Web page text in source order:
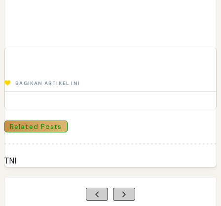
BAGIKAN ARTIKEL INI
Related Posts
TNI